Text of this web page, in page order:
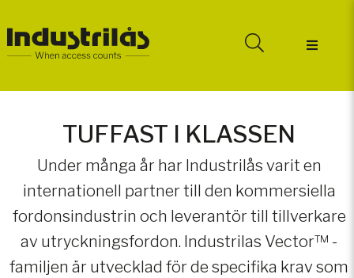
TUFFAST I KLASSEN
Under många år har Industrilås varit en
internationell partner till den kommersiella
fordonsindustrin och leverantör till tillverkare
av utryckningsfordon. Industrilas Vector™ -
familjen är utvecklad för de specifika krav som